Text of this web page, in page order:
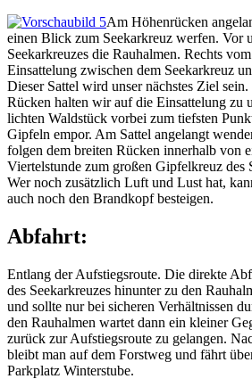
Am Höhenrücken
einen Blick zum Seekarkreuz werfen. Vor
Seekarkreuzes die Rauhalmen. Rechts
Einsattelung zwischen dem Seekarkreuz
Dieser Sattel wird unser nächstes Ziel
Rücken halten wir auf die Einsattelung zu
lichten Waldstück vorbei zum tiefsten
Gipfeln empor. Am Sattel angelangt
folgen dem breiten Rücken innerhalb von
Viertelstunde zum großen Gipfelkreuz des
Wer noch zusätzlich Luft und Lust hat,
auch noch den Brandkopf besteigen.
Abfahrt:
Entlang der Aufstiegsroute. Die direkte
des Seekarkreuzes hinunter zu den
und sollte nur bei sicheren Verhältnissen
den Rauhalmen wartet dann ein kleiner
zurück zur Aufstiegsroute zu gelangen.
bleibt man auf dem Forstweg und fährt
Parkplatz Winterstube.